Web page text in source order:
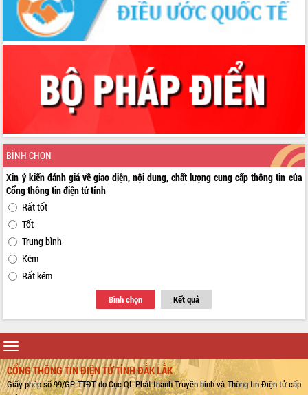
BÌNH CHỌN
Xin ý kiến đánh giá về giao diện, nội dung, chất lượng cung cấp thông tin của
Cổng thông tin điện tử tỉnh
Rất tốt
Tốt
Trung bình
Kém
Rất kém
Bình chọn Kết quả
Toggle
navigation
CỔNG THÔNG TIN ĐIỆN TỬ TỈNH ĐẮK LẮK
Giấy phép số 99/GP-TTĐT do Cục QL Phát thanh Truyền hình và Thông tin Điện tử cấp